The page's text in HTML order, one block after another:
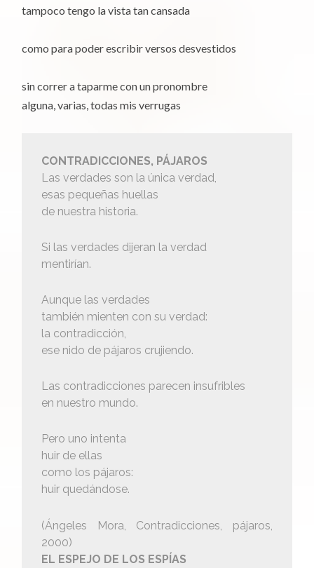
tampoco tengo la vista tan cansada
como para poder escribir versos desvestidos
sin correr a taparme con un pronombre
alguna, varias, todas mis verrugas
CONTRADICCIONES, PÁJAROS
Las verdades son la única verdad,
esas pequeñas huellas
de nuestra historia.
Si las verdades dijeran la verdad
mentirían.
Aunque las verdades
también mienten con su verdad:
la contradicción,
ese nido de pájaros crujiendo.
Las contradicciones parecen insufribles
en nuestro mundo.
Pero uno intenta
huir de ellas
como los pájaros:
huir quedándose.
(Ángeles Mora, Contradicciones, pájaros,
2000)
EL ESPEJO DE LOS ESPÍAS